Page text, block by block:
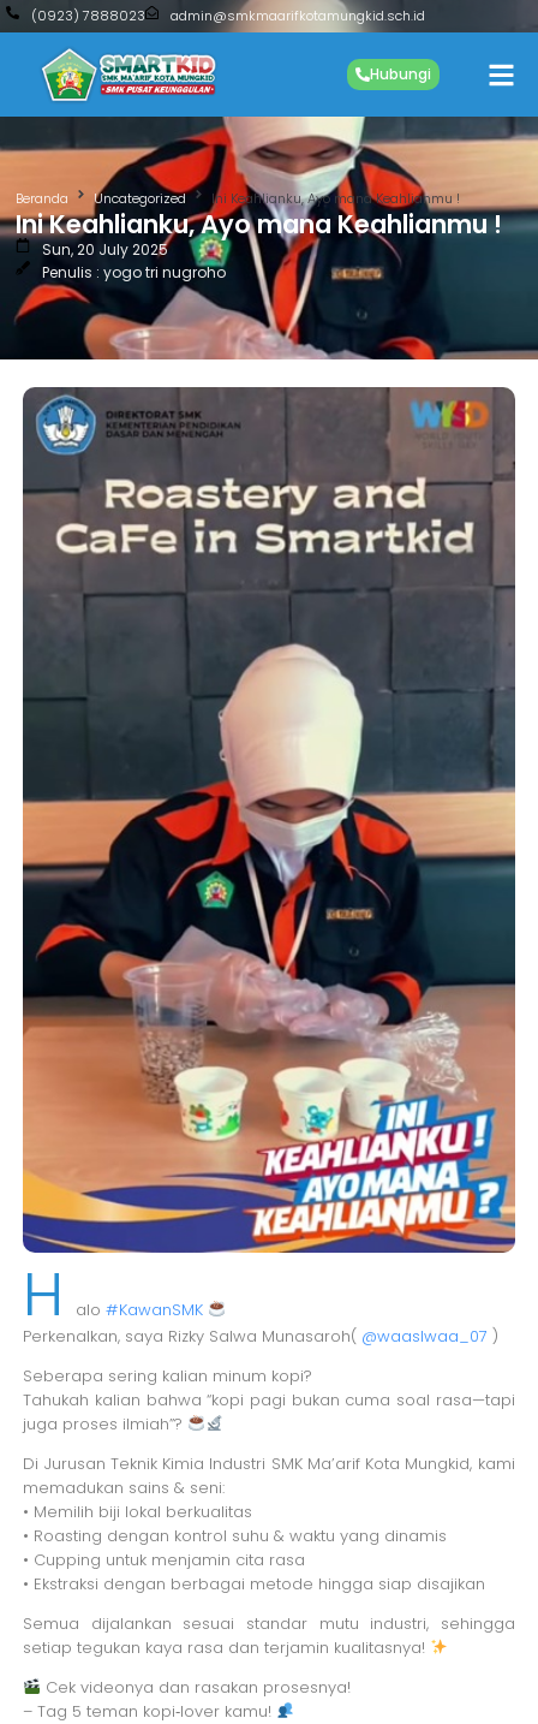
(0923) 7888023 admin@smkmaarifkotamungkid.sch.id
Hubungi
Beranda Uncategorized Ini Keahlianku, Ayo mana Keahlianmu !
Ini Keahlianku, Ayo mana Keahlianmu !
Sun, 20 July 2025
Penulis : yogo tri nugroho
H alo#KawanSMK
Perkenalkan, saya Rizky Salwa Munasaroh( @waaslwaa_07 )
Seberapa sering kalian minum kopi?
Tahukah kalian bahwa “kopi pagi bukan cuma soal rasa—tapi
juga proses ilmiah”?
Di Jurusan Teknik Kimia Industri SMK Ma’arif Kota Mungkid, kami
memadukan sains & seni:
• Memilih biji lokal berkualitas
• Roasting dengan kontrol suhu & waktu yang dinamis
• Cupping untuk menjamin cita rasa
• Ekstraksi dengan berbagai metode hingga siap disajikan
Semua dijalankan sesuai standar mutu industri, sehingga
setiap tegukan kaya rasa dan terjamin kualitasnya!
Cek videonya dan rasakan prosesnya!
– Tag 5 teman kopi‑lover kamu!